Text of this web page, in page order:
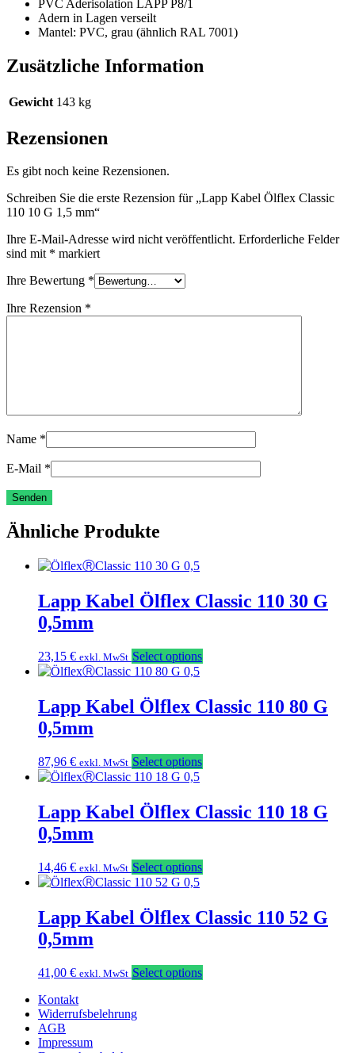
PVC Aderisolation LAPP P8/1
Adern in Lagen verseilt
Mantel: PVC, grau (ähnlich RAL 7001)
Zusätzliche Information
Gewicht 143 kg
Rezensionen
Es gibt noch keine Rezensionen.
Schreiben Sie die erste Rezension für „Lapp Kabel Ölflex Classic
110 10 G 1,5 mm“
Ihre E-Mail-Adresse wird nicht veröffentlicht. Erforderliche Felder
sind mit * markiert
Ihre Bewertung *
Ihre Rezension *
Name *
E-Mail *
Ähnliche Produkte
Lapp Kabel Ölflex Classic 110 30 G
0,5mm
23,15 € exkl. MwSt Select options
Lapp Kabel Ölflex Classic 110 80 G
0,5mm
87,96 € exkl. MwSt Select options
Lapp Kabel Ölflex Classic 110 18 G
0,5mm
14,46 € exkl. MwSt Select options
Lapp Kabel Ölflex Classic 110 52 G
0,5mm
41,00 € exkl. MwSt Select options
Kontakt
Widerrufsbelehrung
AGB
Impressum